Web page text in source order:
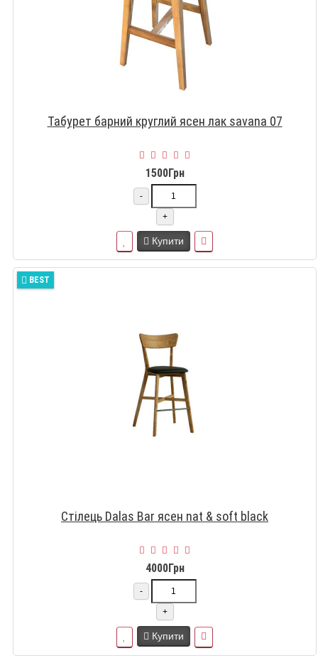
Табурет барний круглий ясен лак savana 07
1500Грн
-
+
Купити
BEST
Стілець Dalas Bar ясен nat & soft black
4000Грн
-
+
Купити